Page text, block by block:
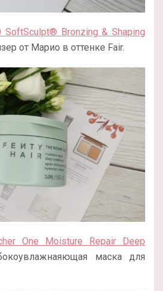
SoftSculpt® Bronzing & Shaping
от Марио в оттенке Fair.
One Moisture Repair Deep
маска для